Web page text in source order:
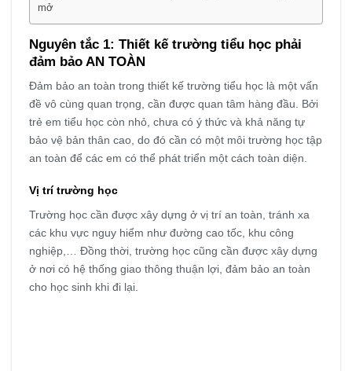
mở
Nguyên tắc 1: Thiết kế trường tiểu học phải
đảm bảo AN TOÀN
Đảm bảo an toàn trong thiết kế trường tiểu học là một vấn
đề vô cùng quan trọng, cần được quan tâm hàng đầu. Bởi
trẻ em tiểu học còn nhỏ, chưa có ý thức và khả năng tự
bảo vệ bản thân cao, do đó cần có một môi trường học tập
an toàn để các em có thể phát triển một cách toàn diện.
Vị trí trường học
Trường học cần được xây dựng ở vị trí an toàn, tránh xa
các khu vực nguy hiểm như đường cao tốc, khu công
nghiệp,… Đồng thời, trường học cũng cần được xây dựng
ở nơi có hệ thống giao thông thuận lợi, đảm bảo an toàn
cho học sinh khi đi lại.